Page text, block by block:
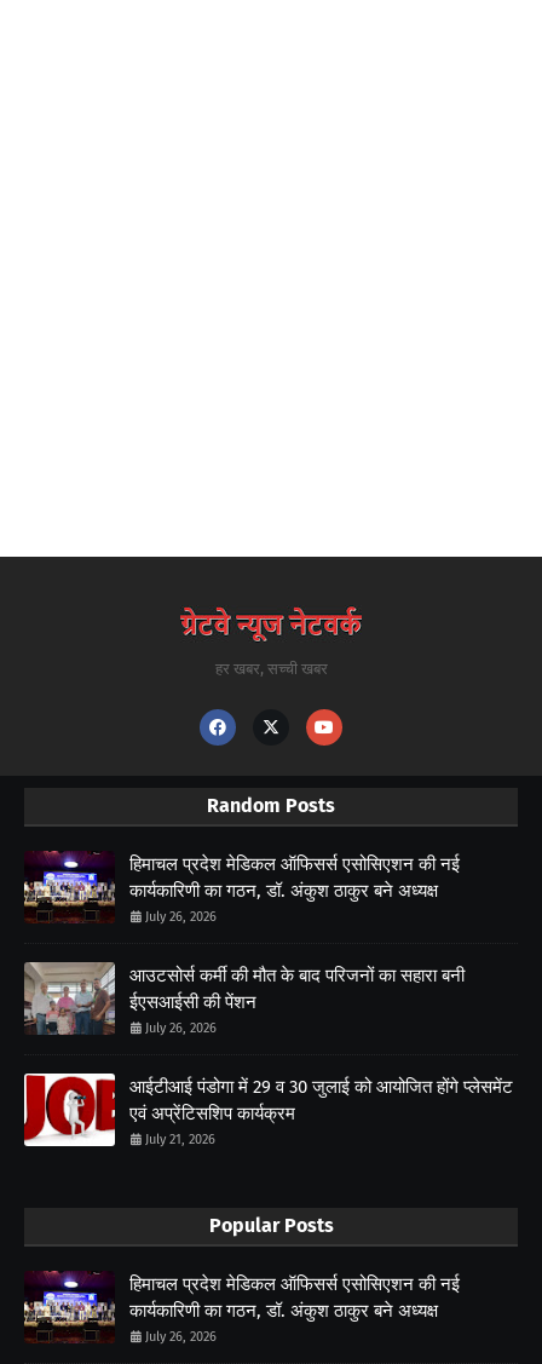
हर खबर, सच्ची खबर
Random Posts
हिमाचल प्रदेश मेडिकल ऑफिसर्स एसोसिएशन की नई
कार्यकारिणी का गठन, डॉ. अंकुश ठाकुर बने अध्यक्ष
July 26, 2026
आउटसोर्स कर्मी की मौत के बाद परिजनों का सहारा बनी
ईएसआईसी की पेंशन
July 26, 2026
आईटीआई पंडोगा में 29 व 30 जुलाई को आयोजित होंगे प्लेसमेंट
एवं अप्रेंटिसशिप कार्यक्रम
July 21, 2026
Popular Posts
हिमाचल प्रदेश मेडिकल ऑफिसर्स एसोसिएशन की नई
कार्यकारिणी का गठन, डॉ. अंकुश ठाकुर बने अध्यक्ष
July 26, 2026